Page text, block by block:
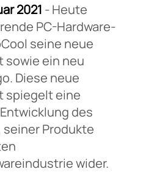
2021 - Heute
PC-Hardware-
seine neue
ein neu
Diese neue
spiegelt eine
des
Produkte
wider.